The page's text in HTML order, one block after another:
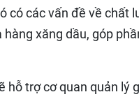
có các vấn đề về chất
xăng dầu, góp
hỗ trợ cơ quan quản lý